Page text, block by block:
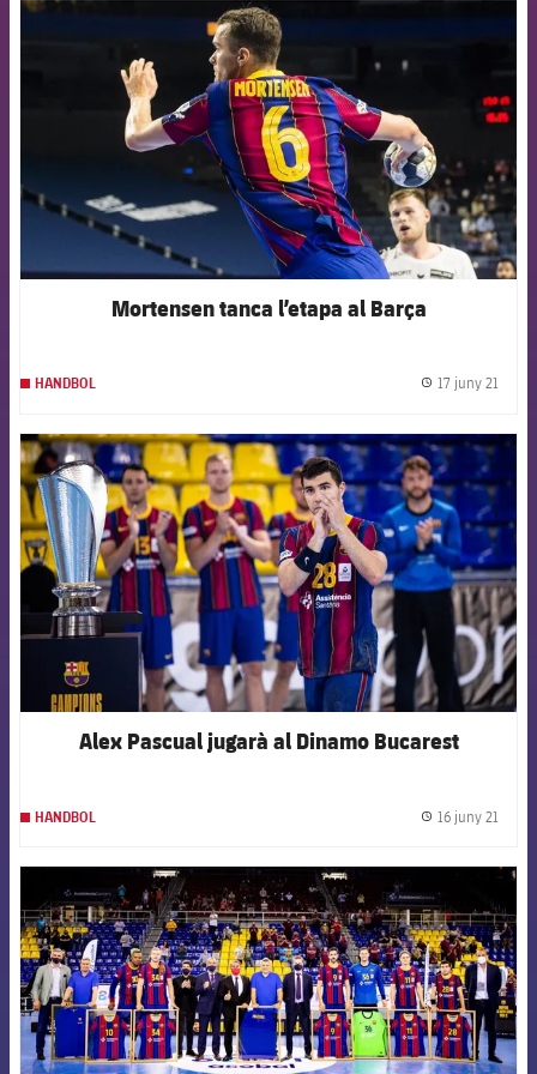
FCB Barcelona badge
Mortensen tanca l’etapa al Barça
HANDBOL 17 juny 21
FCB Barcelona badge
Alex Pascual jugarà al Dinamo Bucarest
HANDBOL 16 juny 21
FCB Barcelona badge